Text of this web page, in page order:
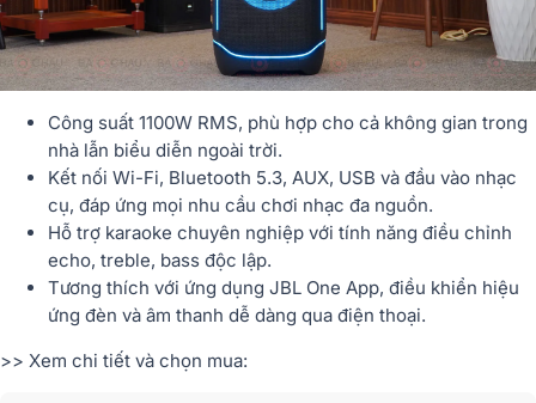
Công suất 1100W RMS, phù hợp cho cả không gian trong
nhà lẫn biểu diễn ngoài trời.
Kết nối Wi-Fi, Bluetooth 5.3, AUX, USB và đầu vào nhạc
cụ, đáp ứng mọi nhu cầu chơi nhạc đa nguồn.
Hỗ trợ karaoke chuyên nghiệp với tính năng điều chỉnh
echo, treble, bass độc lập.
Tương thích với ứng dụng JBL One App, điều khiển hiệu
ứng đèn và âm thanh dễ dàng qua điện thoại.
>> Xem chi tiết và chọn mua: